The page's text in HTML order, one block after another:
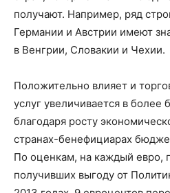
получают. Например, ряд
Германии и Австрии имеют
в Венгрии, Словакии и Чехии.
Положительно влияет и
услуг увеличивается в более
благодаря росту
странах-бенефициарах
По оценкам, на каждый евро,
получивших выгоду от